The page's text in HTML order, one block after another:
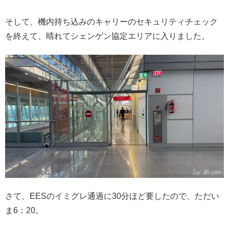
そして、機内持ち込みのキャリーのセキュリティチェック
を終えて、晴れてシェンゲン協定エリアに入りました。
さて、EESのイミグレ通過に30分ほど要したので、ただい
ま6：20。